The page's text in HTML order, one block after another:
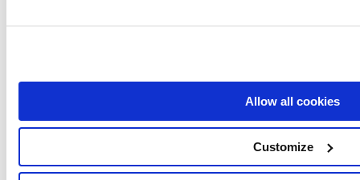
Allow all cookies
Customize
webhely fókuszával, hogy megőrizze az olvasók bizalmát.
Egy másik lehetőség, hogy bannerhirdetési felületet kínál a
közönségét elérni kívánó vállalkozásoknak. A hirdetések és
szponzorációk hatékony integrálásával maximalizálhatja
webhelye bevételi lehetőségeit, miközben továbbra is